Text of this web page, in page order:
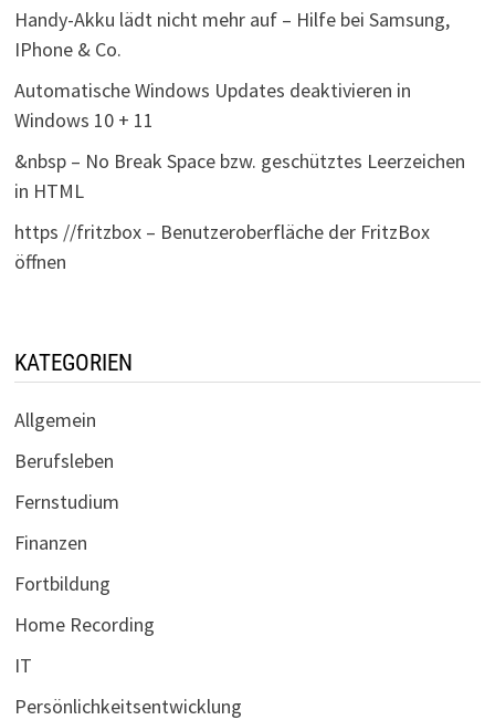
Handy-Akku lädt nicht mehr auf – Hilfe bei Samsung,
IPhone & Co.
Automatische Windows Updates deaktivieren in
Windows 10 + 11
&nbsp – No Break Space bzw. geschütztes Leerzeichen
in HTML
https //fritzbox – Benutzeroberfläche der FritzBox
öffnen
KATEGORIEN
Allgemein
Berufsleben
Fernstudium
Finanzen
Fortbildung
Home Recording
IT
Persönlichkeitsentwicklung